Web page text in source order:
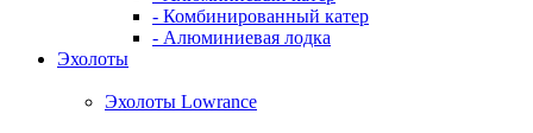
- Комбинированный катер
- Алюминиевая лодка
Эхолоты
Эхолоты Lowrance